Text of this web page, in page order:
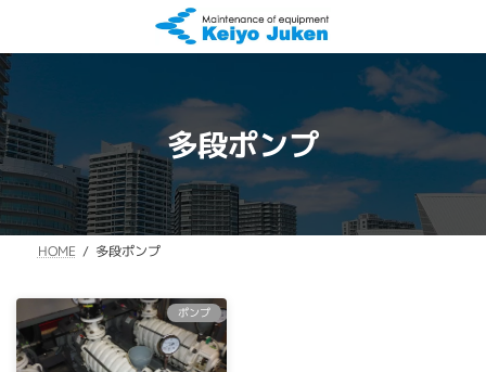
テ
ン
ツ
へ
ス
キ
ッ
プ
ゲ
ー
シ
ョ
ン
に
移
動
多段ポンプ
HOME 多段ポンプ
ポンプ